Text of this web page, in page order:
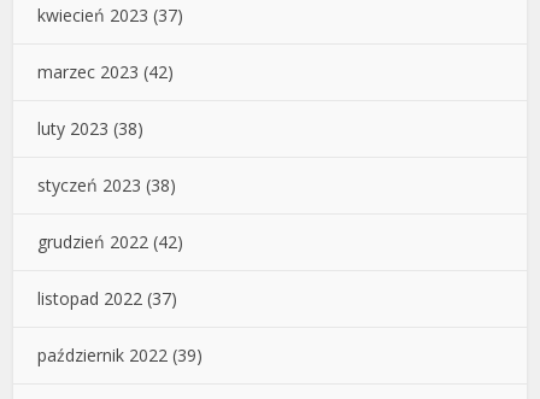
kwiecień 2023 (37)
marzec 2023 (42)
luty 2023 (38)
styczeń 2023 (38)
grudzień 2022 (42)
listopad 2022 (37)
październik 2022 (39)